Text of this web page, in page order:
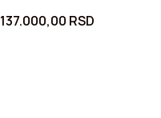
137.000,00 RSD